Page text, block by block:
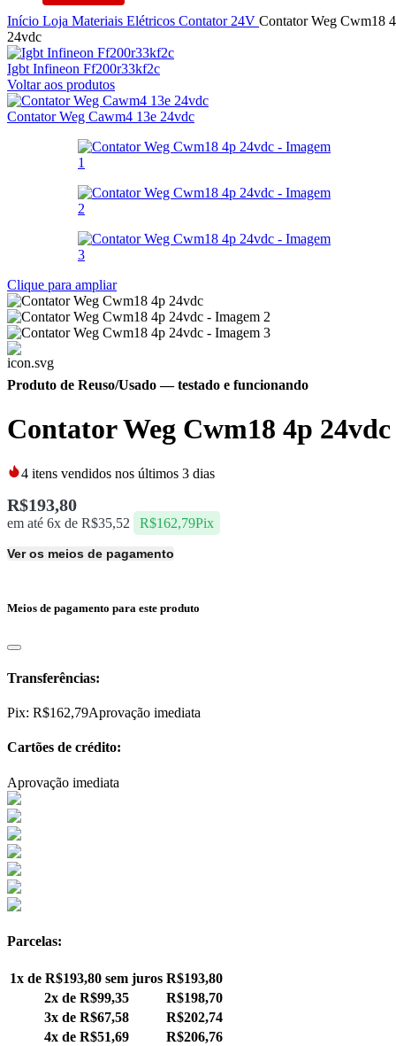
Início Loja Materiais Elétricos Contator 24V Contator Weg Cwm18
24vdc
Igbt Infineon Ff200r33kf2c
Voltar aos produtos
Contator Weg Cawm4 13e 24vdc
Clique para ampliar
Produto de Reuso/Usado— testado e funcionando
Contator Weg Cwm18 4p 24vdc
4 itens vendidos nos últimos 3 dias
R$193,80
em até 6x de R$35,52 R$162,79Pix
Ver os meios de pagamento
Meios de pagamento para este produto
Transferências:
Pix: R$162,79Aprovação imediata
Cartões de crédito:
Aprovação imediata
Parcelas:
1x de R$193,80 sem juros R$193,80
2x de R$99,35 R$198,70
3x de R$67,58 R$202,74
4x de R$51,69 R$206,76